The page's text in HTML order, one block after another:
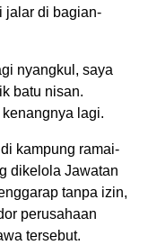
jalar di bagian-
nyangkul, saya
batu nisan.
lagi.
kampung ramai-
dikelola Jawatan
tanpa izin,
perusahaan
tersebut.